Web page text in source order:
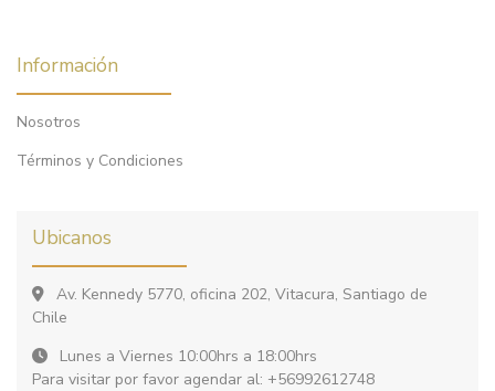
Información
Nosotros
Términos y Condiciones
Ubicanos
Av. Kennedy 5770, oficina 202, Vitacura, Santiago de
Chile
Lunes a Viernes 10:00hrs a 18:00hrs
Para visitar por favor agendar al: +56992612748